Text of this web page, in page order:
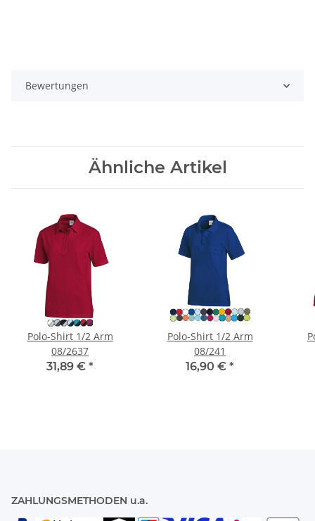
Bewertungen
Ähnliche Artikel
Polo-Shirt 1/2 Arm
08/2637
31,89 € *
Polo-Shirt 1/2 Arm
08/241
16,90 € *
ZAHLUNGSMETHODEN u.a.